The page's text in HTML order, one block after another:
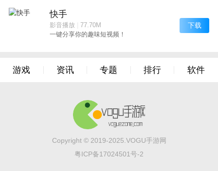
快手
影音播放
77.70M
一键分享你的趣味短视频！
下载
游戏 资讯 专题 排行 软件
Copyright © 2019-2025.VOGU手游网
粤ICP备17024501号-2